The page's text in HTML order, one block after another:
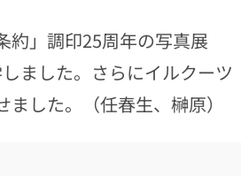
約」調印25周年の写真展
ました。さらにイルクーツ
した。（任春生、榊原）